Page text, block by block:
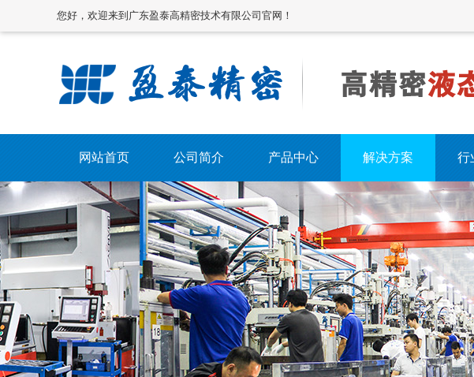
您好，欢迎来到广东盈泰高精密技术有限公司官网！
网站首页 公司简介 产品中心 解决方案 行